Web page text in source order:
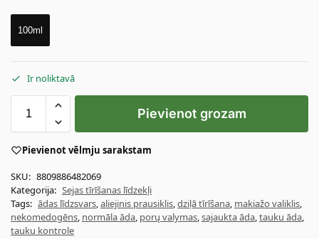
100ml
Ir noliktavā
Pievienot grozam
Pievienot vēlmju sarakstam
SKU: 8809886482069
Kategorija: Sejas tīrīšanas līdzekļi
Tags: ādas līdzsvars,aliejinis prausiklis,dziļā tīrīšana, makiažo valiklis,
nekomedogēns, normāla āda, porų valymas,sajaukta āda,tauku āda,
tauku kontrole